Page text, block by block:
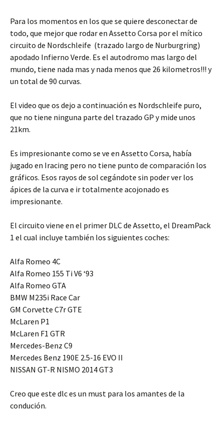
Para los momentos en los que se quiere desconectar de
todo, que mejor que rodar en Assetto Corsa por el mítico
circuito de Nordschleife (trazado largo de Nurburgring)
apodado Infierno Verde. Es el autodromo mas largo del
mundo, tiene nada mas y nada menos que 26 kilometros!!! y
un total de 90 curvas.
El video que os dejo a continuación es Nordschleife puro,
que no tiene ninguna parte del trazado GP y mide unos
21km.
Es impresionante como se ve en Assetto Corsa, había
jugado en Iracing pero no tiene punto de comparación los
gráficos. Esos rayos de sol cegándote sin poder ver los
ápices de la curva e ir totalmente acojonado es
impresionante.
El circuito viene en el primer DLC de Assetto, el DreamPack
1 el cual incluye también los siguientes coches:
Alfa Romeo 4C
Alfa Romeo 155 Ti V6 ‘93
Alfa Romeo GTA
BMW M235i Race Car
GM Corvette C7r GTE
McLaren P1
McLaren F1 GTR
Mercedes-Benz C9
Mercedes Benz 190E 2.5-16 EVO II
NISSAN GT-R NISMO 2014 GT3
Creo que este dlc es un must para los amantes de la
condución.